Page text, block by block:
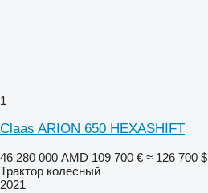
1
Claas ARION 650 HEXASHIFT
46 280 000 AMD 109 700 € ≈ 126 700 $
Трактор колесный
2021